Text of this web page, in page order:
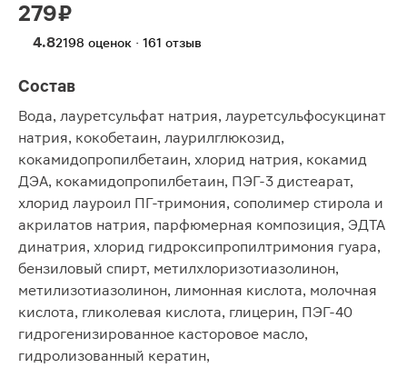
279 ₽
4.82198 оценок · 161 отзыв
Состав
Вода, лауретсульфат натрия, лауретсульфосукцинат
натрия, кокобетаин, лаурилглюкозид,
кокамидопропилбетаин, хлорид натрия, кокамид
ДЭА, кокамидопропилбетаин, ПЭГ-3 дистеарат,
хлорид лауроил ПГ-тримония, сополимер стирола и
акрилатов натрия, парфюмерная композиция, ЭДТА
динатрия, хлорид гидроксипропилтримония гуара,
бензиловый спирт, метилхлоризотиазолинон,
метилизотиазолинон, лимонная кислота, молочная
кислота, гликолевая кислота, глицерин, ПЭГ-40
гидрогенизированное касторовое масло,
гидролизованный кератин,